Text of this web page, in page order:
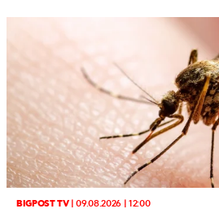
BIGPOST TV|09.08.2026 | 12:00